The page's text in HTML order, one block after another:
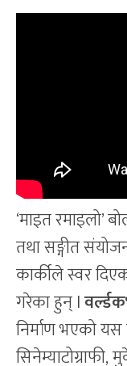
‘माइत रमाइलो’
तथा सङ्गीत
कार्कीले स्वर
गरेका हुन् l
निर्माण भएको
सिनेम्याटोग्राफी,